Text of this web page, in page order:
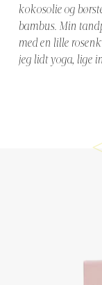
kokosolie og
bambus. Min
med en lille
jeg lidt yoga, lige